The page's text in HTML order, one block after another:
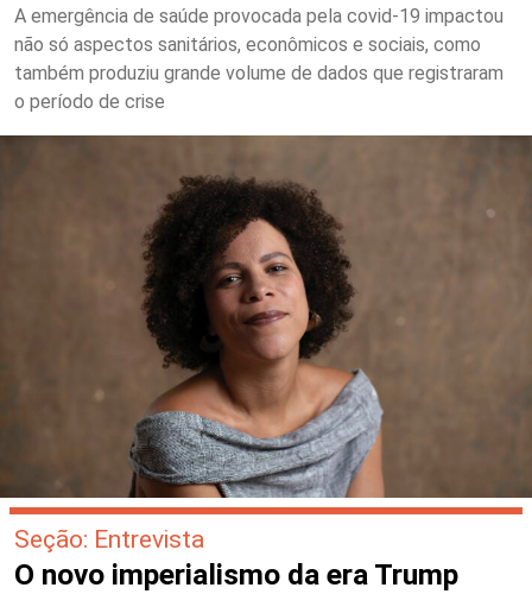
A emergência de saúde provocada pela covid-19 impactou
não só aspectos sanitários, econômicos e sociais, como
também produziu grande volume de dados que registraram
o período de crise
Seção: Entrevista
O novo imperialismo da era Trump